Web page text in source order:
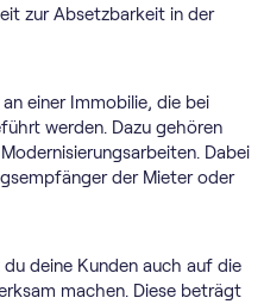
zur Absetzbarkeit in der
einer Immobilie, die bei
werden. Dazu gehören
Dabei
der Mieter oder
deine Kunden auch auf die
machen. Diese beträgt